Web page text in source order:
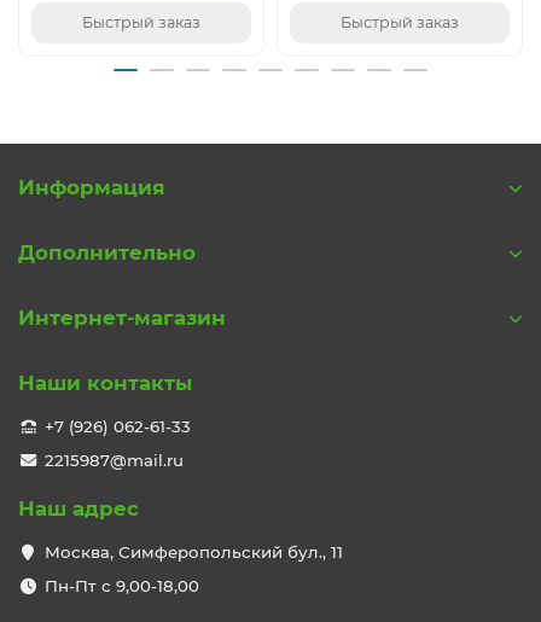
Быстрый заказ Быстрый заказ
Информация
Дополнительно
Интернет-магазин
Наши контакты
+7 (926) 062-61-33
2215987@mail.ru
Наш адрес
Москва, Симферопольский бул., 11
Пн-Пт с 9,00-18,00